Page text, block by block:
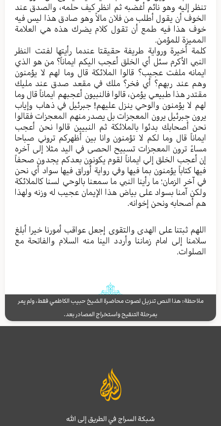
تنظر إلیه وهو نائم أغضبه ثم انظر کیف حلمه، والصدق عند
الخوف أن یقول أطلب من فلان مالاً وهو صادق هذا لیس فیه
خوف هذا فیه طمع أن تقول کلام یضرك هذه هي العلامة
الممیزة للمؤمن.
کلمة أخیرة وروایة طریفة حقیقتا عندما رأيتها لفتت النظر
النبي الأکرم سئل أي الخلق أعجب الیکم ایماناً؟ من هو الذي
ایمانه ملفت عجیب؟ قالوا الملائکة قال وما لهم لا یؤمنون
وهم عند ربهم؟ أي فخر؟ ملك في مقعد صدق عند ملیك
مقتدر هذا طبیعي یؤمن، قالوا فالنبیون أعجبهم ایماناً قال وما
لهم لا یؤمنون والوحي ینزل علیهم! جبرئیل في ذهاب وإیاب
یرون جبرئیل یرون المعجزات بل یصدر منهم المعجزات فقالوا
نحن أصحابك بدئوا بالملائکة ثم النبیین قالوا نحن أعجب
ایماناً قال وما لکم لا تؤمنون وانا بین أظهرکم تروني صباحا
مساءً ترون المعجزات تسبیح الحصی في الید مثلا إلی آخره
إن أعجب الخلق إلي ایماناً لقوم یکونون بعدکم یجدون صحفاً
فیها کتاباً یؤمنون بما فیها وفي روایة أوراق فیها سواد أي نحن
في آخر الزمان؛ ما رأینا النبي ما سمعنا بالوحي لسنا کالملائکة
ولکن آمنا بسواد علی بیاض هذا الإیمان عجیب له وزنه ولهذا
هم أصحابه ونحن إخوانه.
اللهم ثبتنا علی الهدی والتقوی إجعل عواقب أمورنا خیرا أبلغ
سلامنا إلی امام زماننا وأردد الینا منه السلام والفاتحة مع
الصلوات.
ملاحظة: هذا النص تنزيل لصوت محاضرة الشيخ حبيب الكاظمي فقط، ولم يمر
بمرحلة التنقيح واستخراج المصادر بعد.
شبكة السراج في الطريق إلى الله